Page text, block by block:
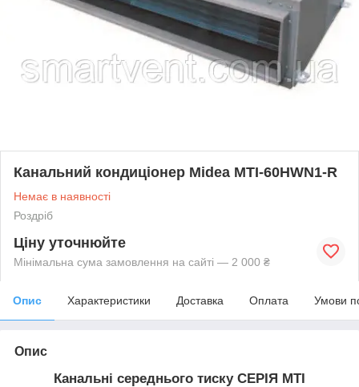
Канальний кондиціонер Midea MTI-60HWN1-R
Немає в наявності
Роздріб
Ціну уточнюйте
Мінімальна сума замовлення на сайті — 2 000 ₴
Опис Характеристики Доставка Оплата Умови
Опис
Канальні середнього тиску СЕРІЯ MTI